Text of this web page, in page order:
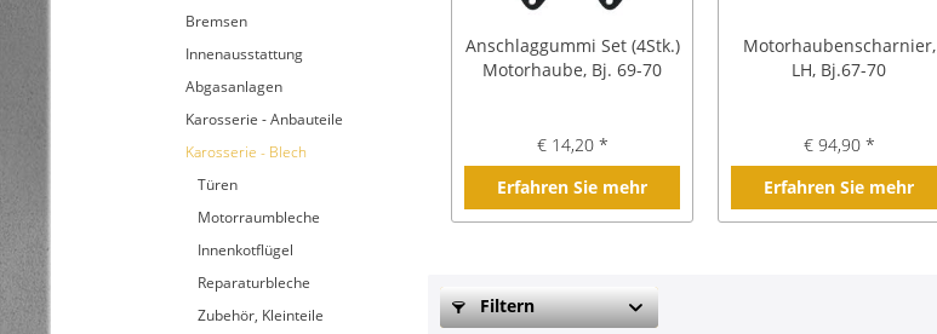
Bremsen
Innenausstattung
Abgasanlagen
Karosserie - Anbauteile
Karosserie - Blech
Türen
Motorraumbleche
Innenkotflügel
Reparaturbleche
Zubehör, Kleinteile
Anschlaggummi Set (4Stk.)
Motorhaube, Bj. 69-70
€ 14,20 *
Erfahren Sie mehr
Motorhaubenscharnier,
LH, Bj.67-70
€ 94,90 *
Erfahren Sie mehr
Filtern